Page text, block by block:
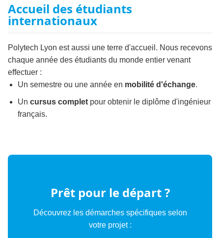
Accueil des étudiants
internationaux
Polytech Lyon est aussi une terre d'accueil. Nous recevons
chaque année des étudiants du monde entier venant
effectuer :
Un semestre ou une année en mobilité d'échange.
Un cursus complet pour obtenir le diplôme d'ingénieur
français.
Prêt pour le départ ?
Découvrez les démarches spécifiques selon
votre projet :